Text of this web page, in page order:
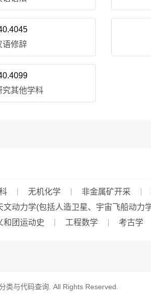
语修辞
究其他学科
无机化学 非金属矿开采
文动力学(包括人造卫星、宇宙飞船动力
和团运动史 工程数学 考古学
类与代码查询 . All Rights Reserved.